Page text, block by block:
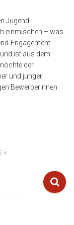
Jugend-
einmischen – was
Engagement-
ist aus dem
der
und junger
Bewerberinnen